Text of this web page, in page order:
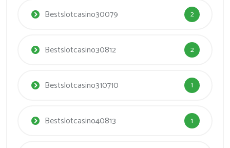
Bestslotcasino30079 2
Bestslotcasino30812 2
Bestslotcasino310710 1
Bestslotcasino40813 1